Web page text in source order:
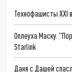
Технофашисты XXI
Оплеуха Маску.
Starlink
Даня с Дашей